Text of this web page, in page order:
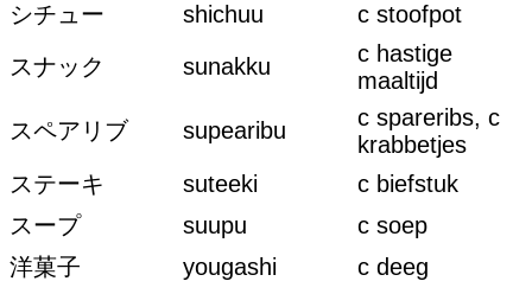
シチュー shichuu
c stoofpot
スナック
sunakku
c hastige
maaltijd
スペアリブ
supearibu
c spareribs, c
krabbetjes
ステーキ
suteeki
c biefstuk
スープ
suupu
c soep
洋菓子
yougashi c deeg